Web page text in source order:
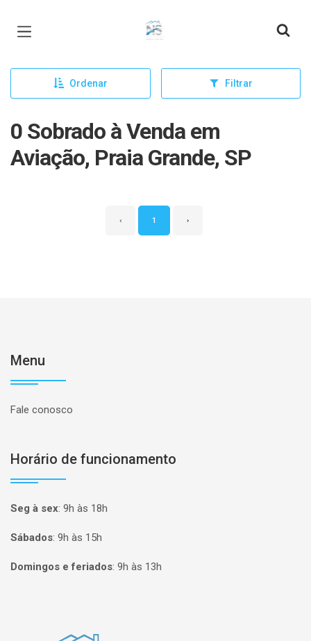
Página inicial
Ordenar Filtrar
0 Sobrado à Venda em
Aviação, Praia Grande, SP
‹ 1 ›
Menu
Fale conosco
Horário de funcionamento
Seg à sex: 9h às 18h
Sábados: 9h às 15h
Domingos e feriados: 9h às 13h